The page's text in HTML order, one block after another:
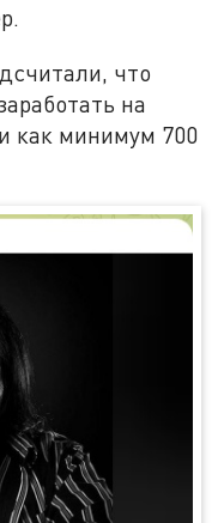
что
на
как минимум 700